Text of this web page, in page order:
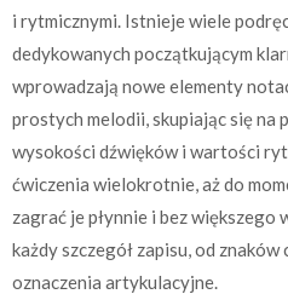
i rytmicznymi. Istnieje wiele
dedykowanych początkującym
wprowadzają nowe elementy
prostych melodii, skupiając się na
wysokości dźwięków i wartości
ćwiczenia wielokrotnie, aż do
zagrać je płynnie i bez większego
każdy szczegół zapisu, od
oznaczenia artykulacyjne.